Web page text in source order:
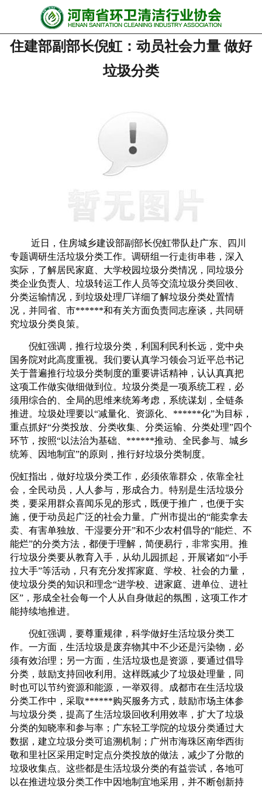
网站首页
协会动态
关于协会
联系我们
住建部副部长倪虹：动员社会力量 做好
垃圾分类
近日，住房城乡建设部副部长倪虹带队赴广东、四川
专题调研生活垃圾分类工作。调研组一行走街串巷，深入
实际，了解居民家庭、大学校园垃圾分类情况，同垃圾分
类企业负责人、垃圾转运工作人员等交流垃圾分类回收、
分类运输情况，到垃圾处理厂详细了解垃圾分类处置情
况，并同省、市******和有关方面负责同志座谈，共同研
究垃圾分类良策。
倪虹强调，推行垃圾分类，利国利民利长远，党中央
国务院对此高度重视。我们要认真学习领会习近平总书记
关于普遍推行垃圾分类制度的重要讲话精神，认认真真把
这项工作做实做细做到位。垃圾分类是一项系统工程，必
须用综合的、全局的思维来统筹考虑，系统谋划，全链条
推进。垃圾处理要以“减量化、资源化、******化”为目标，
重点抓好“分类投放、分类收集、分类运输、分类处理”四个
环节，按照“以法治为基础、******推动、全民参与、城乡
统筹、因地制宜”的原则，推行好垃圾分类制度。
倪虹指出，做好垃圾分类工作，必须依靠群众，依靠全社
会，全民动员，人人参与，形成合力。特别是生活垃圾分
类，要采用群众喜闻乐见的形式，既便于推广，也便于实
施，便于动员起广泛的社会力量。广州市提出的“能卖拿去
卖、有害单独放、干湿要分开”和不少农村倡导的“能烂、不
能烂”的分类方法，都便于理解，简便易行，非常实用。推
行垃圾分类要从教育入手，从幼儿园抓起，开展诸如“小手
拉大手”等活动，只有充分发挥家庭、学校、社会的力量，
使垃圾分类的知识和理念“进学校、进家庭、进单位、进社
区”，形成全社会每一个人从自身做起的氛围，这项工作才
能持续地推进。
倪虹强调，要尊重规律，科学做好生活垃圾分类工
作。一方面，生活垃圾是废弃物其中不少还是污染物，必
须有效治理；另一方面，生活垃圾也是资源，要通过倡导
分类，鼓励支持回收利用。这样既减少了垃圾处理量，同
时也可以节约资源和能源，一举双得。成都市在生活垃圾
分类工作中，采取******购买服务方式，鼓励市场主体参
与垃圾分类，提高了生活垃圾回收利用效率，扩大了垃圾
分类的知晓率和参与率；广东轻工学院的垃圾分类通过大
数据，建立垃圾分类可追溯机制；广州市海珠区南华西街
敬和里社区采用定时定点分类投放的做法，减少了分散的
垃圾收集点。这些都是生活垃圾分类的有益尝试，各地可
以在推进垃圾分类工作中因地制宜地采用，并不断创新持